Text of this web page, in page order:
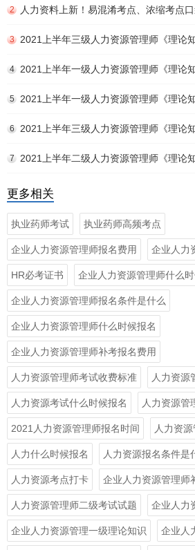
2 人力资料上新！易混淆考点、浓缩考点
3 2021上半年三级人力资源管理师《理论
4 2021上半年一级人力资源管理师《理论
5 2021上半年一级人力资源管理师《理论
6 2021上半年三级人力资源管理师《理论
7 2021上半年二级人力资源管理师《理论
更多相关
执业药师考试 执业药师高频考点
企业人力资源管理师报名费用 企业人力
HR必考证书 企业人力资源管理师什么
企业人力资源管理师报名条件是什么
企业人力资源管理师什么时候报名
企业人力资源管理师补考报名费用
人力资源管理师考试收费标准 人力资源
人力资源考试什么时候报名 人力资源管
2021人力资源管理师报名时间 人力资
人力什么时候报名 人力资源报名条件是
人力资源考点打卡 企业人力资源管理师
人力资源管理师二级考试试题 企业人力
企业人力资源管理一级理论知识 企业人